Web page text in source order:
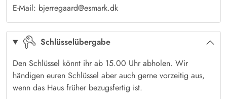
einer Tasse Kaffee in der Hand und einer Decke um die
Empfehlenswert sind auch Ausflüge in die Natur -
Wandertouren, Radausflüge und Wassersport stehen hier gern
an der Tagesordnung.
E-Mail: bjerregaard@esmark.dk
Schlüsselübergabe
Den Schlüssel könnt ihr ab 15.00 Uhr abholen. Wir
händigen euren Schlüssel aber auch gerne vorzeitig aus,
wenn das Haus früher bezugsfertig ist.